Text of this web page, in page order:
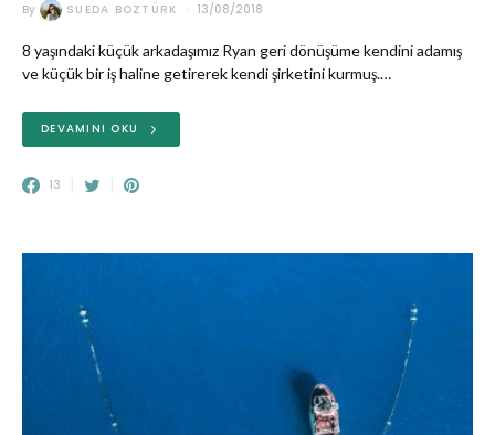
By SUEDA BOZTÜRK 13/08/2018
8 yaşındaki küçük arkadaşımız Ryan geri dönüşüme kendini adamış
ve küçük bir iş haline getirerek kendi şirketini kurmuş.…
DEVAMINI OKU
13